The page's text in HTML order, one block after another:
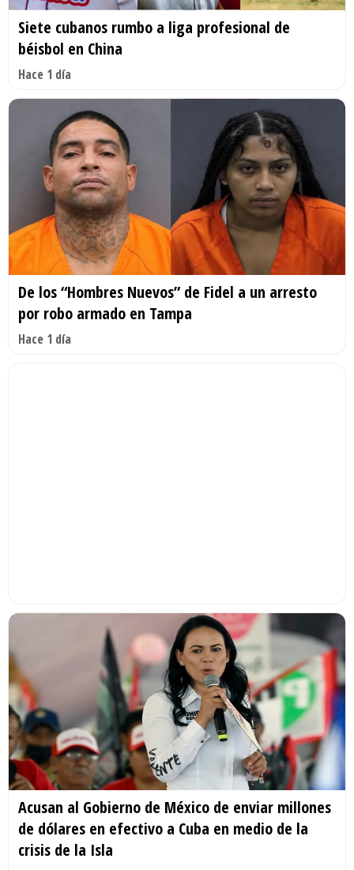
Siete cubanos rumbo a liga profesional de
béisbol en China
Hace 1 día
De los “Hombres Nuevos” de Fidel a un arresto
por robo armado en Tampa
Hace 1 día
Acusan al Gobierno de México de enviar millones
de dólares en efectivo a Cuba en medio de la
crisis de la Isla